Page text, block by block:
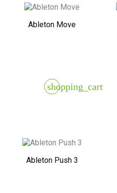
Ableton Move
shopping_cart
Ableton Push 3